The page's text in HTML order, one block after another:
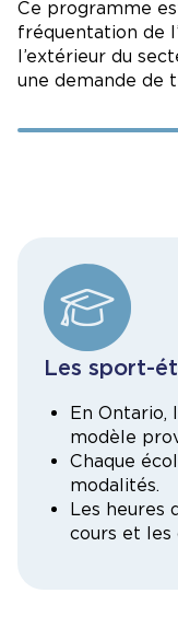
Ce programme
fréquentation de
l’extérieur du
une demande de
Les sport-
En Ontario,
modèle
Chaque
modalités.
Les heures
cours et les